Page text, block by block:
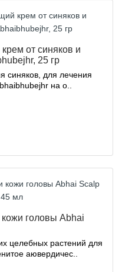
от синяков и
25 гр
синяков, для лечения
на о..
головы Abhai
целебных растений для
аювердичес..